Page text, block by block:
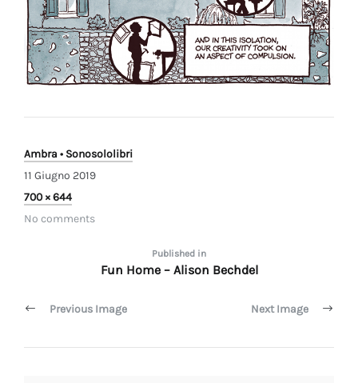
Ambra • Sonosololibri
11 Giugno 2019
Full
size
700 × 644
No comments
Navigazione
articoli
Published in
Fun Home – Alison Bechdel
Previous Image Next Image